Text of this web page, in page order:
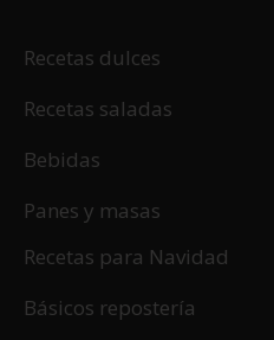
Recetas dulces
Recetas saladas
Bebidas
Panes y masas
Recetas para Navidad
Básicos repostería